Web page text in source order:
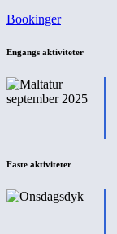
Bookinger
Engangs aktiviteter
Faste aktiviteter